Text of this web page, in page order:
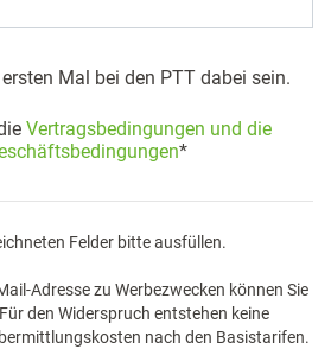
Mal bei den PTT dabei sein.
Vertragsbedingungen und die
*
Felder bitte ausfüllen.
Adresse zu Werbezwecken können Sie
den Widerspruch entstehen keine
nach den Basistarifen.